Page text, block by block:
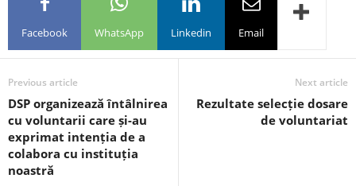
Facebook WhatsApp Linkedin Email
Previous article
DSP organizează întâlnirea
cu voluntarii care și-au
exprimat intenția de a
colabora cu instituția
noastră
Next article
Rezultate selecție dosare
de voluntariat